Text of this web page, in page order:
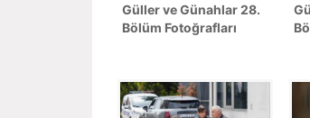
Güller ve Günahlar 28.
Bölüm Fotoğrafları